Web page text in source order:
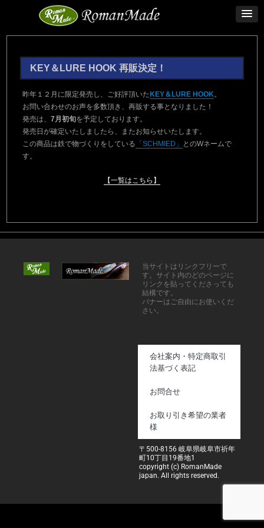
KEY＆LURE HOOK 再販決定！
昨年１２月に限定発売し、ご好評頂いた KEY＆LURE HOOK。
お問い合わせのお声を多数頂き、再販する事となりました！
発売は、7月初旬を予定しております。
発売日が確定いたしましたら、またお知らせいたします。
この商品は鉄で物づくりをしている 「SCHMIED」
とのWネームで
す。
【一覧はこちら】
当サイトはリンクフリーで
す。サイト内のどのページに
リンクを貼ってくださっても
結構です。
バナーはご自由にお使いくだ
さい。
会社案内・特定商取引
法基づく表記
お問合せ
お取り引き希望の業者
様
〒500-8156 岐阜県岐阜市祈年
町10丁目19番地1
copyright (c) RomanMade
japan. All rights reserved.